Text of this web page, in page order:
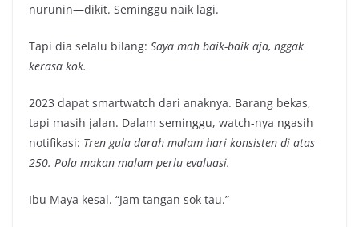
nurunin—dikit. Seminggu naik lagi.
Tapi dia selalu bilang: Saya mah baik-baik aja, nggak
kerasa kok.
2023 dapat smartwatch dari anaknya. Barang bekas,
tapi masih jalan. Dalam seminggu, watch-nya ngasih
notifikasi: Tren gula darah malam hari konsisten di atas
250. Pola makan malam perlu evaluasi.
Ibu Maya kesal. “Jam tangan sok tau.”